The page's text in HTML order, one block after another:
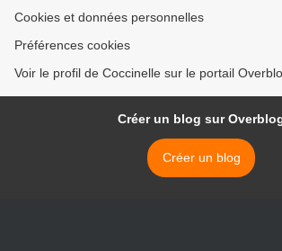
Cookies et données personnelles
Préférences cookies
Voir le profil de Coccinelle sur le portail
Créer un blog sur
Créer un blog